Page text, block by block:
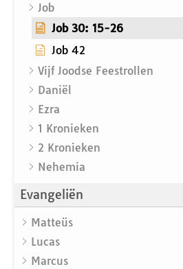
Job
Job 30: 15-26
Job 42
Vijf Joodse Feestrollen
Daniël
Ezra
1 Kronieken
2 Kronieken
Nehemia
Evangeliën
Matteüs
Lucas
Marcus